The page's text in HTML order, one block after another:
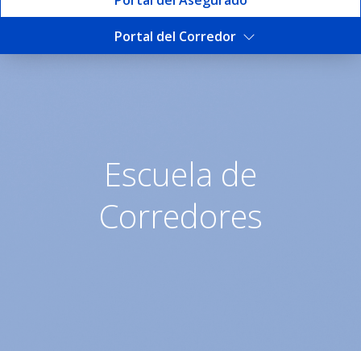
Portal del Corredor
Escuela de Corredores |
Escuela de
Corredores